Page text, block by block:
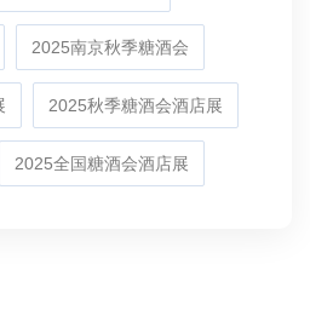
2025南京秋季糖酒会
2025秋季糖酒会酒店展
2025全国糖酒会酒店展